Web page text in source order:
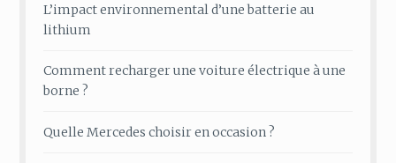
L’impact environnemental d’une batterie au
lithium
Comment recharger une voiture électrique à une
borne ?
Quelle Mercedes choisir en occasion ?